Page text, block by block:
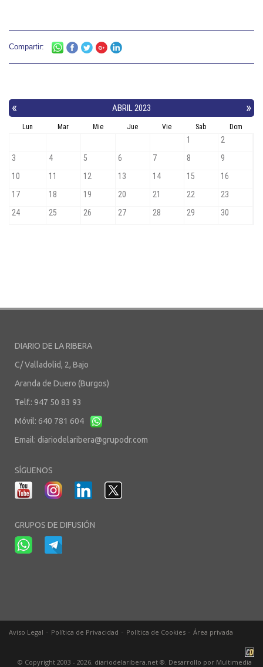
Compartir:
DIARIO DE LA RIBERA
C/ Valladolid, 2, Bajo
Aranda de Duero (Burgos)
Telf.: 947 50 83 93
Móvil: 640 781 604
Email: diariodelaribera@grupodr.com
SÍGUENOS
GRUPOS DE DIFUSIÓN
Aviso Legal Política de Privacidad Política de Cookies Área privada
© Copyright 2003 - 2026. diariodelaribera.net ®. Desarrollo por Multimedia